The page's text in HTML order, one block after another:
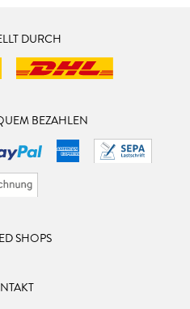
DURCH
BEZAHLEN
SHOPS